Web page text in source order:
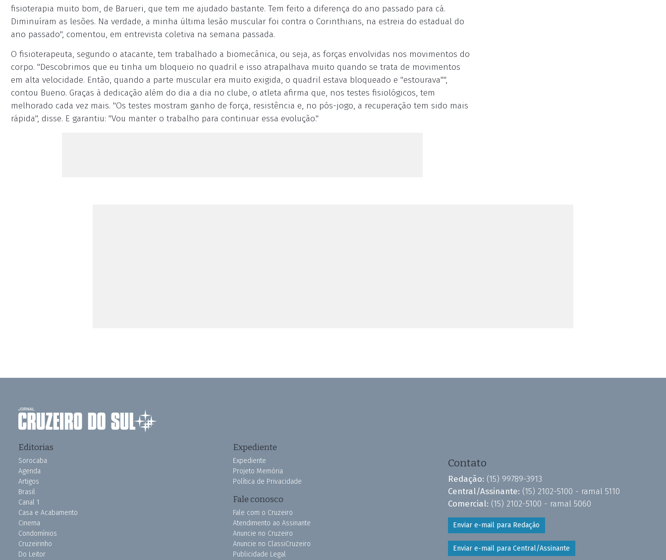
fisioterapia muito bom, de Barueri, que tem me ajudado bastante. Tem feito a diferença do ano passado para cá.
Diminuíram as lesões. Na verdade, a minha última lesão muscular foi contra o Corinthians, na estreia do estadual do
ano passado", comentou, em entrevista coletiva na semana passada.
O fisioterapeuta, segundo o atacante, tem trabalhado a biomecânica, ou seja, as forças envolvidas nos movimentos do
corpo. "Descobrimos que eu tinha um bloqueio no quadril e isso atrapalhava muito quando se trata de movimentos
em alta velocidade. Então, quando a parte muscular era muito exigida, o quadril estava bloqueado e "estourava"",
contou Bueno. Graças à dedicação além do dia a dia no clube, o atleta afirma que, nos testes fisiológicos, tem
melhorado cada vez mais. "Os testes mostram ganho de força, resistência e, no pós-jogo, a recuperação tem sido mais
rápida", disse. E garantiu: "Vou manter o trabalho para continuar essa evolução."
Editorias
Sorocaba
Agenda
Artigos
Brasil
Canal 1
Casa e Acabamento
Cinema
Condomínios
Cruzeirinho
Do Leitor
Expediente
Expediente
Projeto Memória
Política de Privacidade
Fale conosco
Fale com o Cruzeiro
Atendimento ao Assinante
Anuncie no Cruzeiro
Anuncie no ClassiCruzeiro
Publicidade Legal
Contato
Redação: (15) 99789-3913
Central/Assinante: (15) 2102-5100 - ramal 5110
Comercial: (15) 2102-5100 - ramal 5060
Enviar e-mail para Redação
Enviar e-mail para Central/Assinante